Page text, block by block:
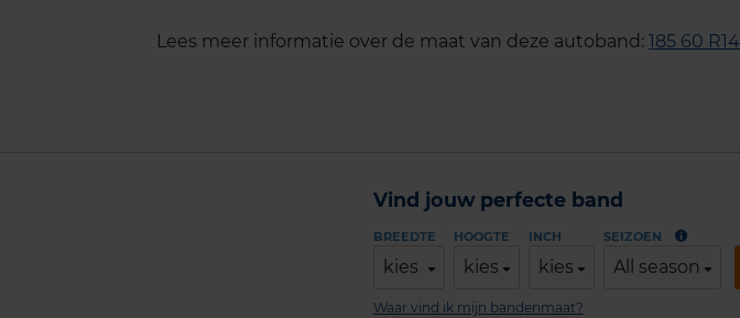
Lees meer informatie over de maat van deze autoband: 185 60 R14
Vind jouw perfecte band
BREEDTE
kies
HOOGTE
kies
INCH
kies
SEIZOEN
All season
Waar vind ik mijn bandenmaat?